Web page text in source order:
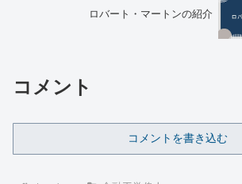
ロバート・マートンの紹介
コメント
コメントを書き込む